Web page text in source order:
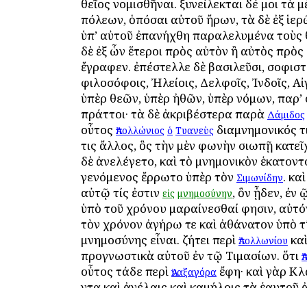
θεῖος νομισθῆναι. ξυνείλεκται δέ μοι τὰ
πόλεων, ὁπόσαι αὐτοῦ ἤρων, τὰ δὲ ἐξ
ὑπ’ αὐτοῦ ἐπανήχθη παραλελυμένα τοὺς
δὲ ἐξ ὧν ἕτεροι πρὸς αὐτὸν ἢ αὐτὸς
ἔγραφεν. ἐπέστελλε δὲ βασιλεῦσι,
φιλοσόφοις, Ἠλείοις, Δελφοῖς, Ἰνδοῖς,
ὑπὲρ θεῶν, ὑπὲρ ἠθῶν, ὑπὲρ νόμων, παρ’
πράττοι· τὰ δὲ ἀκριβέστερα παρὰ Δάμιδος
οὗτος Ἀπολλώνιος ὁ Τυανεὺς διαμνημονικός
τις ἄλλος, ὃς τὴν μὲν φωνὴν σιωπῇ
δὲ ἀνελέγετο, καὶ τὸ μνημονικὸν
γενόμενος ἔρρωτο ὑπὲρ τὸν Σιμωνίδην.
αὐτῷ τίς ἐστιν εἰς μνημοσύνην, ὃν ᾖδεν, ἐν
ὑπὸ τοῦ χρόνου μαραίνεσθαί φησιν,
τὸν χρόνον ἀγήρω τε καὶ ἀθάνατον ὑπὸ
μνημοσύνης εἶναι. ζήτει περὶ Ἀπολλωνίου
προγνωστικὰ αὐτοῦ ἐν τῷ Τιμασίων. ὅτι
οὖτος τάδε περὶἈναξαγόρα ἔφη· καὶ γὰρ